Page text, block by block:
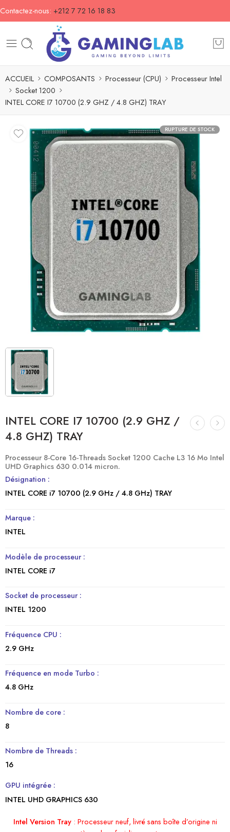
Contactez-nous: +212 7 72 16 18 83
ACCUEIL COMPOSANTS Processeur (CPU)
Processeur Intel
Socket 1200
INTEL CORE I7 10700 (2.9 GHZ / 4.8 GHZ) TRAY
RUPTURE DE STOCK
INTEL CORE I7 10700 (2.9 GHZ /
4.8 GHZ) TRAY
Processeur 8-Core 16-Threads Socket 1200 Cache L3 16 Mo Intel
UHD Graphics 630 0.014 micron.
Désignation :
INTEL CORE i7 10700 (2.9 GHz / 4.8 GHz) TRAY
Marque :
INTEL
Modèle de processeur :
INTEL CORE i7
Socket de processeur :
INTEL 1200
Fréquence CPU :
2.9 GHz
Fréquence en mode Turbo :
4.8 GHz
Nombre de core :
8
Nombre de Threads :
16
GPU intégrée :
INTEL UHD GRAPHICS 630
Intel Version Tray: Processeur neuf, livré sans boîte d’origine ni